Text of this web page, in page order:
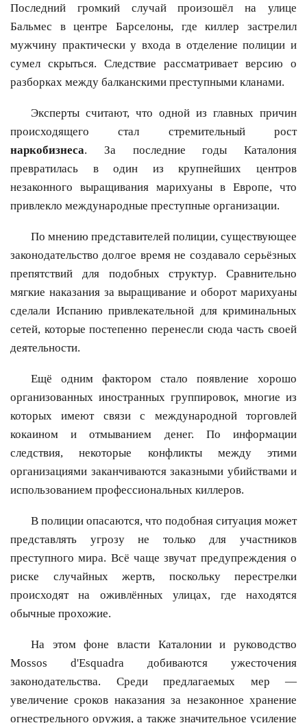
Последний громкий случай произошёл на улице
Бальмес в центре Барселоны, где киллер застрелил
мужчину практически у входа в отделение полиции и
сумел скрыться. Следствие рассматривает версию о
разборках между балканскими преступными кланами.
Эксперты считают, что одной из главных причин
происходящего стал стремительный рост
наркобизнеса. За последние годы Каталония
превратилась в один из крупнейших центров
незаконного выращивания марихуаны в Европе, что
привлекло международные преступные организации.
По мнению представителей полиции, существующее
законодательство долгое время не создавало серьёзных
препятствий для подобных структур. Сравнительно
мягкие наказания за выращивание и оборот марихуаны
сделали Испанию привлекательной для криминальных
сетей, которые постепенно перенесли сюда часть своей
деятельности.
Ещё одним фактором стало появление хорошо
организованных иностранных группировок, многие из
которых имеют связи с международной торговлей
кокаином и отмыванием денег. По информации
следствия, некоторые конфликты между этими
организациями заканчиваются заказными убийствами и
использованием профессиональных киллеров.
В полиции опасаются, что подобная ситуация может
представлять угрозу не только для участников
преступного мира. Всё чаще звучат предупреждения о
риске случайных жертв, поскольку перестрелки
происходят на оживлённых улицах, где находятся
обычные прохожие.
На этом фоне власти Каталонии и руководство
Mossos d'Esquadra добиваются ужесточения
законодательства. Среди предлагаемых мер —
увеличение сроков наказания за незаконное хранение
огнестрельного оружия, а также значительное усиление